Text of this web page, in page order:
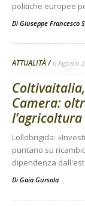
politiche europee
Di Giuseppe Francesco
ATTUALITÀ 6 Agosto
Camera:
l’agricoltura
Lollobrigida:
puntano su
dipendenza
Di Gaia Gursola